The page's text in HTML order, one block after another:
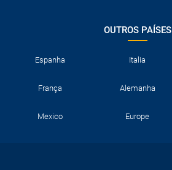
OUTROS PAÍSES
Espanha Italia
França Alemanha
Mexico Europe